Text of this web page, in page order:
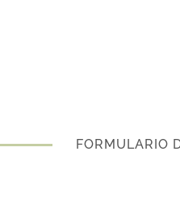
FORMULARIO